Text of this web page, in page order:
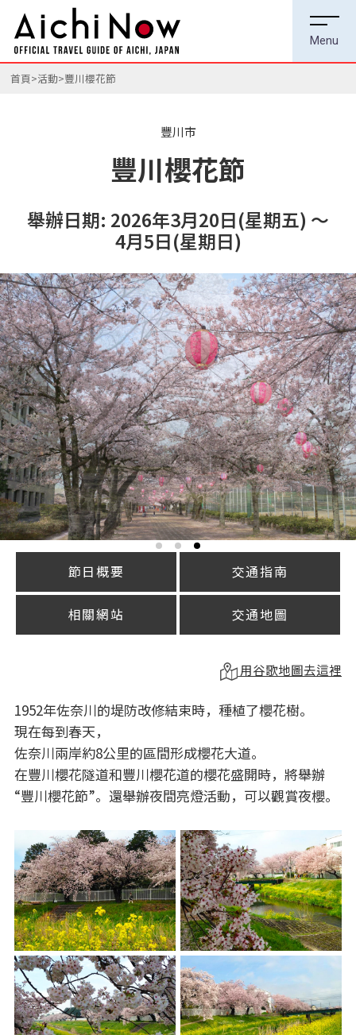
首頁 活動 豐川櫻花節
豐川市
豐川櫻花節
舉辦日期: 2026年3月20日(星期五) ～
4月5日(星期日)
節日概要 交通指南
相關網站 交通地圖
用谷歌地圖去這裡
1952年佐奈川的堤防改修結束時，種植了櫻花樹。
現在每到春天，
佐奈川兩岸約8公里的區間形成櫻花大道。
在豐川櫻花隧道和豐川櫻花道的櫻花盛開時，將舉辦
“豐川櫻花節”。還舉辦夜間亮燈活動，可以觀賞夜櫻。